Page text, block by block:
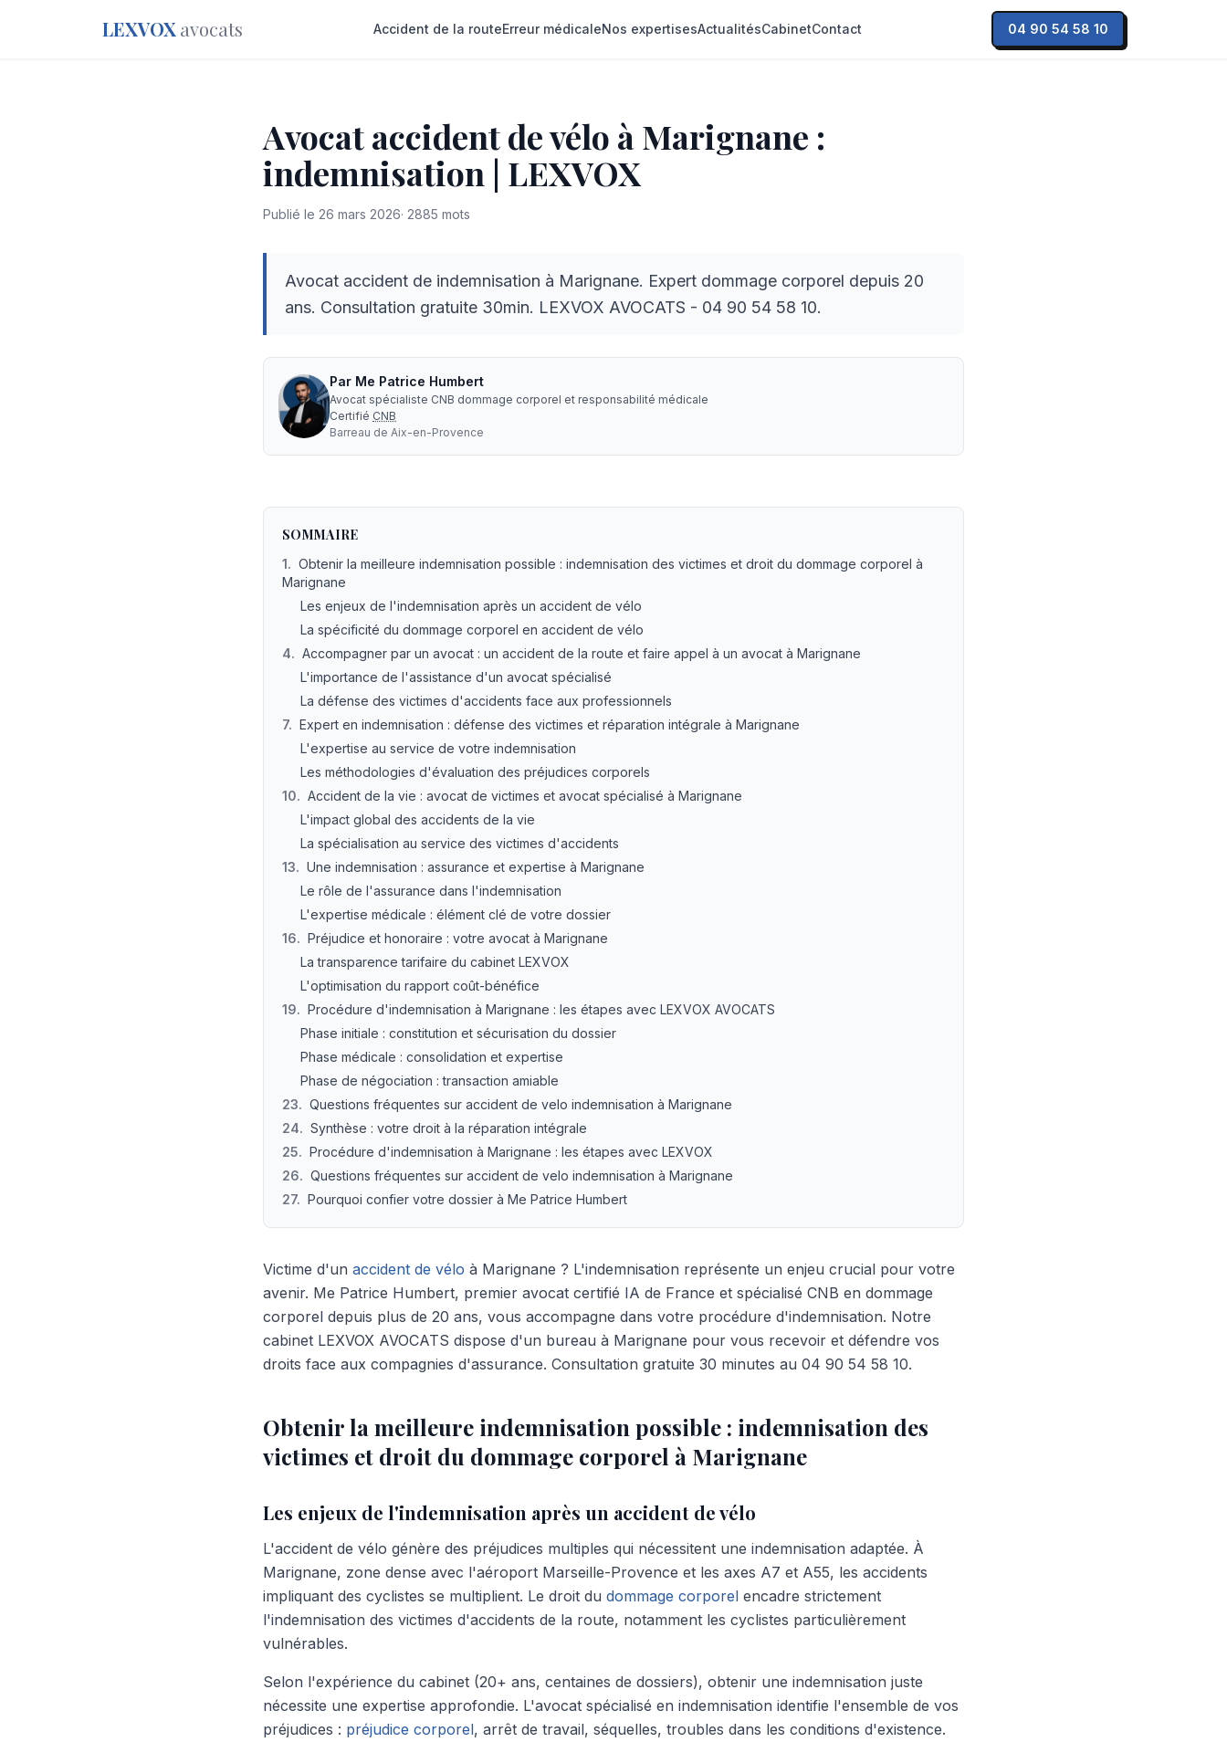
LEXVOX avocats Accident de la routeErreur médicaleNos expertisesActualitésCabinetContact 04 90 54 58 10
Avocat accident de vélo à Marignane :
indemnisation | LEXVOX
Publié le 26 mars 2026· 2885 mots
Avocat accident de indemnisation à Marignane. Expert dommage corporel depuis 20
ans. Consultation gratuite 30min. LEXVOX AVOCATS - 04 90 54 58 10.
Par Me Patrice Humbert
Avocat spécialiste CNB dommage corporel et responsabilité médicale
Certifié CNB
Barreau de Aix-en-Provence
SOMMAIRE
1. Obtenir la meilleure indemnisation possible : indemnisation des victimes et droit du dommage corporel à
Marignane
Les enjeux de l'indemnisation après un accident de vélo
La spécificité du dommage corporel en accident de vélo
4. Accompagner par un avocat : un accident de la route et faire appel à un avocat à Marignane
L'importance de l'assistance d'un avocat spécialisé
La défense des victimes d'accidents face aux professionnels
7. Expert en indemnisation : défense des victimes et réparation intégrale à Marignane
L'expertise au service de votre indemnisation
Les méthodologies d'évaluation des préjudices corporels
10. Accident de la vie : avocat de victimes et avocat spécialisé à Marignane
L'impact global des accidents de la vie
La spécialisation au service des victimes d'accidents
13. Une indemnisation : assurance et expertise à Marignane
Le rôle de l'assurance dans l'indemnisation
L'expertise médicale : élément clé de votre dossier
16. Préjudice et honoraire : votre avocat à Marignane
La transparence tarifaire du cabinet LEXVOX
L'optimisation du rapport coût-bénéfice
19. Procédure d'indemnisation à Marignane : les étapes avec LEXVOX AVOCATS
Phase initiale : constitution et sécurisation du dossier
Phase médicale : consolidation et expertise
Phase de négociation : transaction amiable
23. Questions fréquentes sur accident de velo indemnisation à Marignane
24. Synthèse : votre droit à la réparation intégrale
25. Procédure d'indemnisation à Marignane : les étapes avec LEXVOX
26. Questions fréquentes sur accident de velo indemnisation à Marignane
27. Pourquoi confier votre dossier à Me Patrice Humbert
Victime d'un accident de vélo à Marignane ? L'indemnisation représente un enjeu crucial pour votre
avenir. Me Patrice Humbert, premier avocat certifié IA de France et spécialisé CNB en dommage
corporel depuis plus de 20 ans, vous accompagne dans votre procédure d'indemnisation. Notre
cabinet LEXVOX AVOCATS dispose d'un bureau à Marignane pour vous recevoir et défendre vos
droits face aux compagnies d'assurance. Consultation gratuite 30 minutes au 04 90 54 58 10.
Obtenir la meilleure indemnisation possible : indemnisation des
victimes et droit du dommage corporel à Marignane
Les enjeux de l'indemnisation après un accident de vélo
L'accident de vélo génère des préjudices multiples qui nécessitent une indemnisation adaptée. À
Marignane, zone dense avec l'aéroport Marseille-Provence et les axes A7 et A55, les accidents
impliquant des cyclistes se multiplient. Le droit du dommage corporel encadre strictement
l'indemnisation des victimes d'accidents de la route, notamment les cyclistes particulièrement
vulnérables.
Selon l'expérience du cabinet (20+ ans, centaines de dossiers), obtenir une indemnisation juste
nécessite une expertise approfondie. L'avocat spécialisé en indemnisation identifie l'ensemble de vos
préjudices : préjudice corporel, arrêt de travail, séquelles, troubles dans les conditions d'existence.